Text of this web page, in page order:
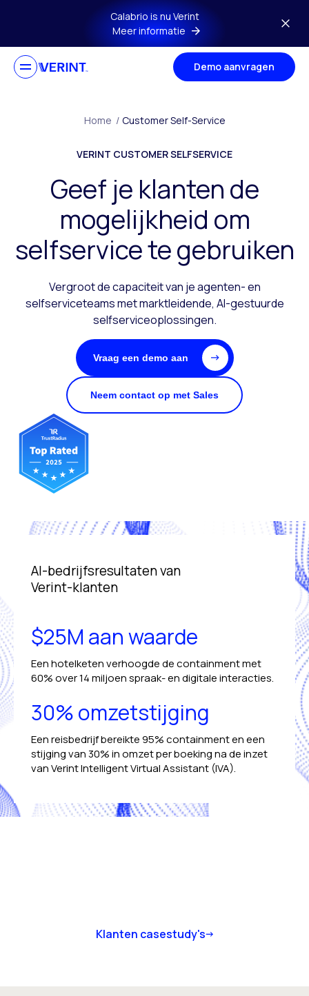
Ga naar hoofdmenuCalabrio is nu Verint
Meer informatie
Demo aanvragen
Home / Customer Self-Service
VERINT CUSTOMER SELFSERVICE
Geef je klanten de
mogelijkheid om
selfservice te gebruiken
Vergroot de capaciteit van je agenten- en
selfserviceteams met marktleidende, AI-gestuurde
selfserviceoplossingen.
Vraag een demo aan
Neem contact op met Sales
AI-bedrijfsresultaten van
Verint-klanten
$25M aan waarde
Een hotelketen verhoogde de containment met
60% over 14 miljoen spraak- en digitale interacties.
30% omzetstijging
Een reisbedrijf bereikte 95% containment en een
stijging van 30% in omzet per boeking na de inzet
van Verint Intelligent Virtual Assistant (IVA).
Klanten casestudy's